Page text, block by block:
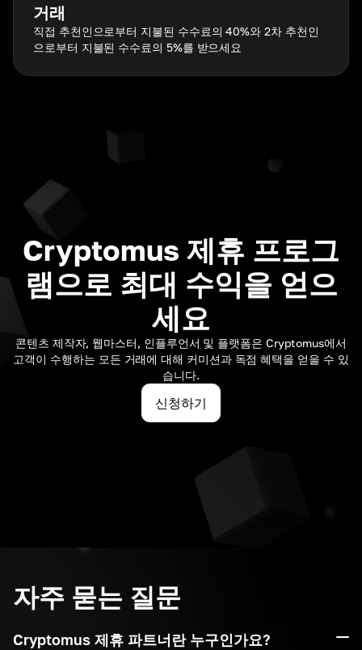
거래
직접 추천인으로부터 지불된 수수료의 40%와 2차 추천인
으로부터 지불된 수수료의 5%를 받으세요
Cryptomus 제휴 프로그
램으로 최대 수익을 얻으
세요
콘텐츠 제작자, 웹마스터, 인플루언서 및 플랫폼은 Cryptomus에서
고객이 수행하는 모든 거래에 대해 커미션과 독점 혜택을 얻을 수 있
습니다.
신청하기
자주 묻는 질문
Cryptomus 제휴 파트너란 누구인가요?